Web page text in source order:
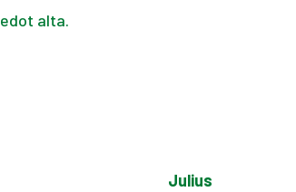
alta.
Julius